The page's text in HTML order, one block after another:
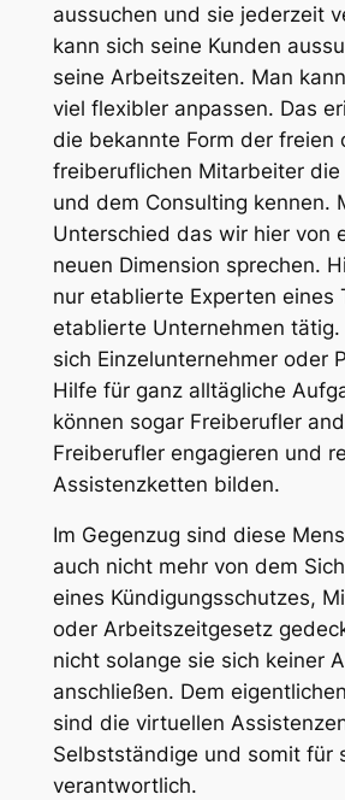
aussuchen und sie jederzeit
kann sich seine Kunden
seine Arbeitszeiten. Man
viel flexibler anpassen. Das
die bekannte Form der freien
freiberuflichen Mitarbeiter die
und dem Consulting kennen.
Unterschied das wir hier von
neuen Dimension sprechen.
nur etablierte Experten eines
etablierte Unternehmen tätig.
sich Einzelunternehmer oder
Hilfe für ganz alltägliche
können sogar Freiberufler
Freiberufler engagieren und
Assistenzketten bilden.
Im Gegenzug sind diese
auch nicht mehr von dem
eines Kündigungsschutzes,
oder Arbeitszeitgesetz
nicht solange sie sich keiner
anschließen. Dem
sind die virtuellen
Selbstständige und somit für
verantwortlich.